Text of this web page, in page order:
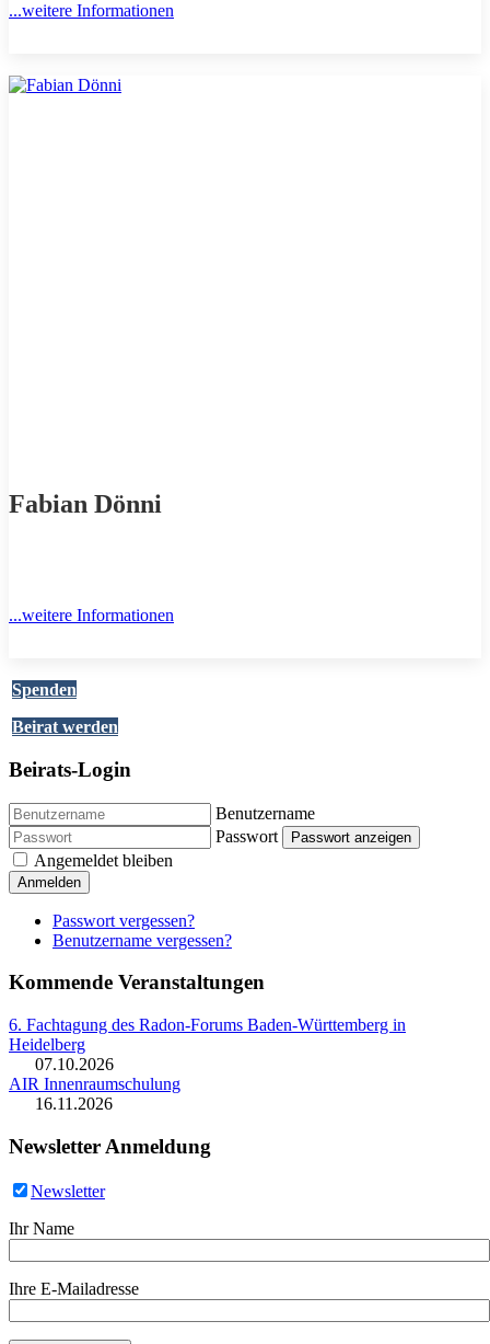
...weitere Informationen
Fabian Dönni
...weitere Informationen
Spenden
Beirat werden
Beirats-Login
Benutzername
Passwort
Passwort anzeigen
Angemeldet bleiben
Anmelden
Passwort vergessen?
Benutzername vergessen?
Kommende Veranstaltungen
6. Fachtagung des Radon-Forums Baden-Württemberg in
Heidelberg
07.10.2026
AIR Innenraumschulung
16.11.2026
Newsletter Anmeldung
Newsletter
Ihr Name
Ihre E-Mailadresse